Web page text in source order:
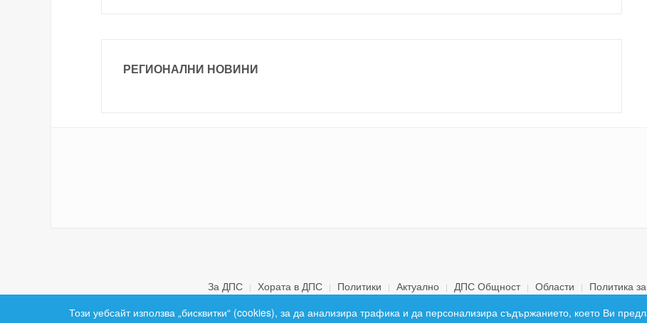
РЕГИОНАЛНИ НОВИНИ
За ДПС Хората в ДПС Политики Актуално ДПС Общност Области Политика
Този уебсайт използва „бисквитки“ (cookies), за да анализира трафика и да персонализира съдържанието, което Ви